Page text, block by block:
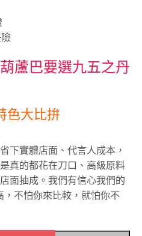
蘆巴要選九五之丹
色大比拚
下實體店面、代言人成本，
真的都花在刀口、高級原料
面抽成。我們有信心我們的
不怕你來比較，就怕你不